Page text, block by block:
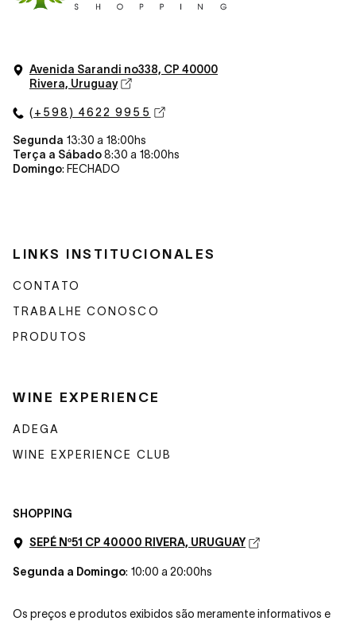
Avenida Sarandi no338, CP 40000
Rivera, Uruguay
(+598) 4622 9955
Segunda 13:30 a 18:00hs
Terça a Sábado8:30 a 18:00hs
Domingo: FECHADO
LINKS INSTITUCIONALES
CONTATO
TRABALHE CONOSCO
PRODUTOS
WINE EXPERIENCE
ADEGA
WINE EXPERIENCE CLUB
SHOPPING
SEPÉ Nº51 CP 40000 RIVERA, URUGUAY
Segunda a Domingo: 10:00 a 20:00hs
Os preços e produtos exibidos são meramente informativos e